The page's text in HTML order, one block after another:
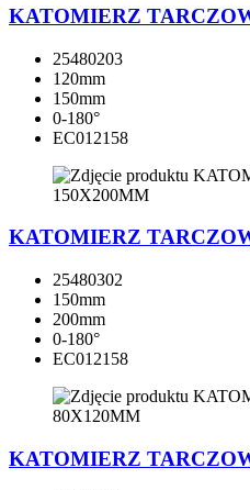
KATOMIERZ
25480203
120mm
150mm
0-180°
EC012158
KATOMIERZ
25480302
150mm
200mm
0-180°
EC012158
KATOMIERZ